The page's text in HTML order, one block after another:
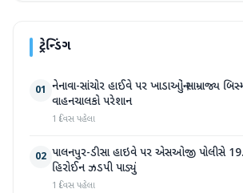
ટ્રેન્ડિંગ
01 નેનાવા-સાંચોર હાઈવે પર ખાડાઓનું સામ્રાજ્ય
વાહનચાલકો પરેશાન
1 દિવસ પહેલા
02 પાલનપુર-ડીસા હાઇવે પર એસઓજી પોલીસે
હિરોઈન ઝડપી પાડ્યું
1 દિવસ પહેલા